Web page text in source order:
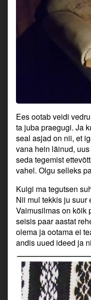
Ees ootab veidi
ta juba praegugi. Ja
seal asjad on nii, et
vana hein läinud,
seda tegemist
vahel. Olgu selleks
Kuigi ma tegutsen
Nii mul tekkis ju suur
Vaimusilmas on kõik
seisis paar aastat
olema ja ootama ei
andis uued ideed ja